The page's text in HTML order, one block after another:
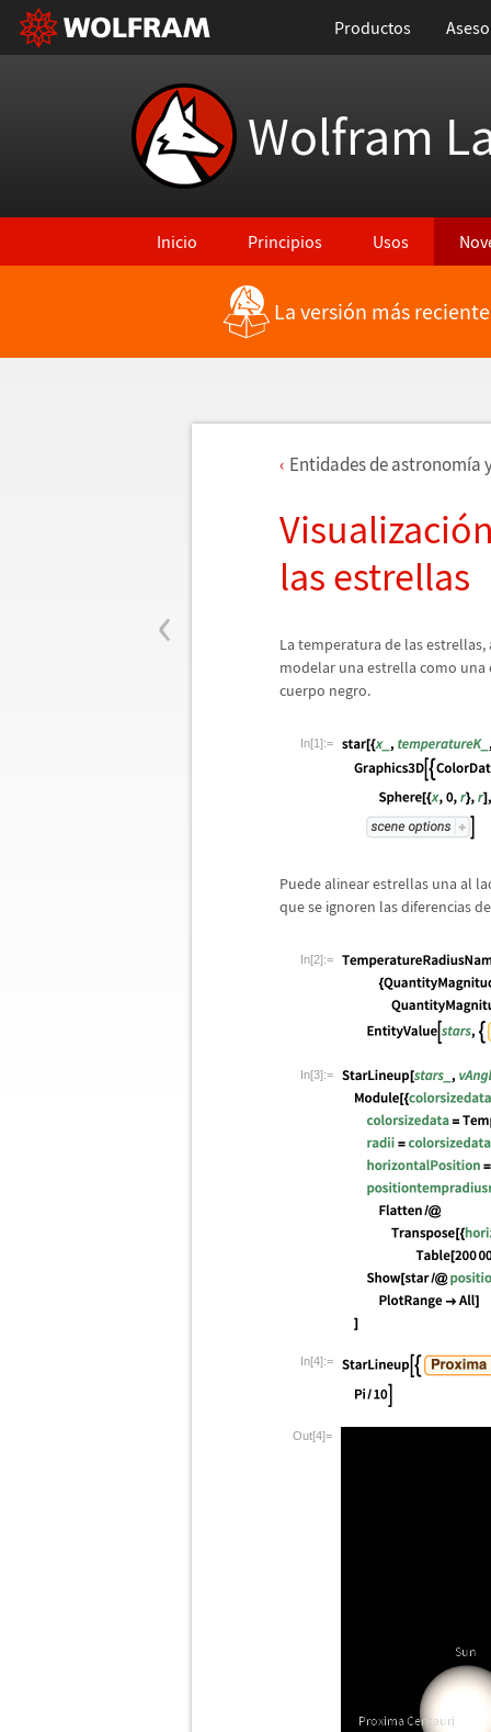
Productos
Wolfram
Inicio Principios Usos
La versión más
‹
Entidades de astronomía
Visualizació
las estrellas
La temperatura de las
modelar una estrella como una
cuerpo negro.
In[1]:=
Puede alinear estrellas una al
que se ignoren las diferencias
In[2]:=
In[3]:=
In[4]:=
Out[4]=